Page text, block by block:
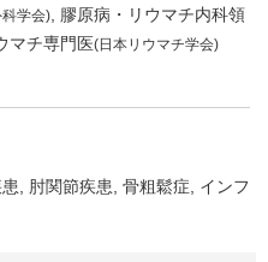
学会)
膠原病・リウマチ内科領
マチ専門医(日本リウマチ学会)
肘関節疾患 骨粗鬆症
インフ